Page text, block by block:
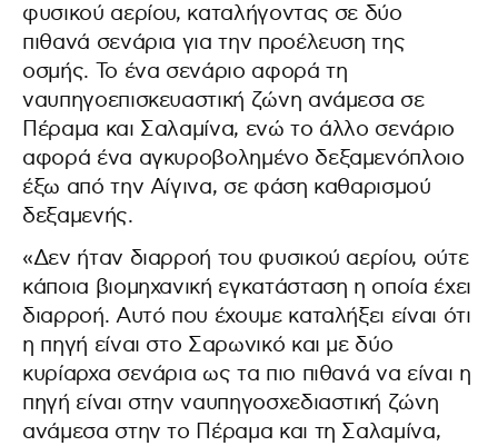
φυσικού αερίου, καταλήγοντας σε δύο
πιθανά σενάρια για την προέλευση της
οσμής. Το ένα σενάριο αφορά τη
ναυπηγοεπισκευαστική ζώνη ανάμεσα σε
Πέραμα και Σαλαμίνα, ενώ το άλλο σενάριο
αφορά ένα αγκυροβολημένο δεξαμενόπλοιο
έξω από την Αίγινα, σε φάση καθαρισμού
δεξαμενής.
«Δεν ήταν διαρροή του φυσικού αερίου, ούτε
κάποια βιομηχανική εγκατάσταση η οποία έχει
διαρροή. Αυτό που έχουμε καταλήξει είναι ότι
η πηγή είναι στο Σαρωνικό και με δύο
κυρίαρχα σενάρια ως τα πιο πιθανά να είναι η
πηγή είναι στην ναυπηγοσχεδιαστική ζώνη
ανάμεσα στην το Πέραμα και τη Σαλαμίνα,